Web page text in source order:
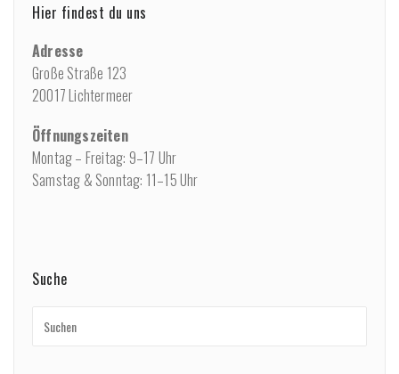
Hier findest du uns
Adresse
Große Straße 123
20017 Lichtermeer
Öffnungszeiten
Montag – Freitag: 9–17 Uhr
Samstag & Sonntag: 11–15 Uhr
Suche